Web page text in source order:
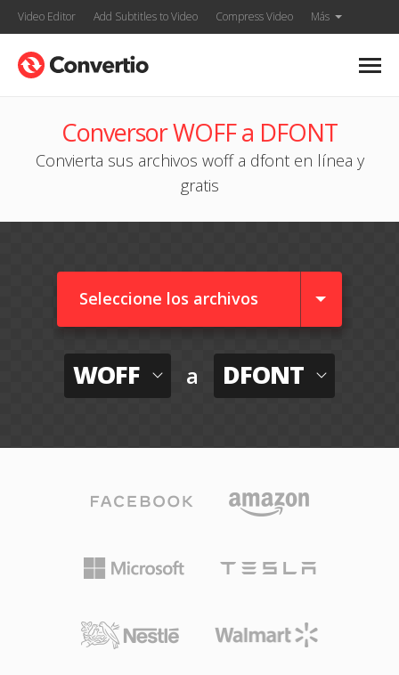
Video Editor Add Subtitles to Video Compress Video Más
Conversor WOFF a DFONT
Convierta sus archivos woff a dfont en línea y
gratis
Seleccione los archivos
WOFF a DFONT